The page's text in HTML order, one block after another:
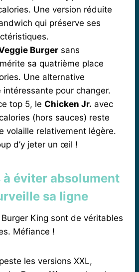
Une version réduite
qui préserve ses
Burger sans
sa quatrième place
Une alternative
intéressante pour changer.
top 5, le Chicken Jr. avec
(hors sauces) reste
volaille relativement légère.
d’y jeter un œil !
à éviter absolument
sa ligne
King sont de véritables
Méfiance !
les versions XXL,